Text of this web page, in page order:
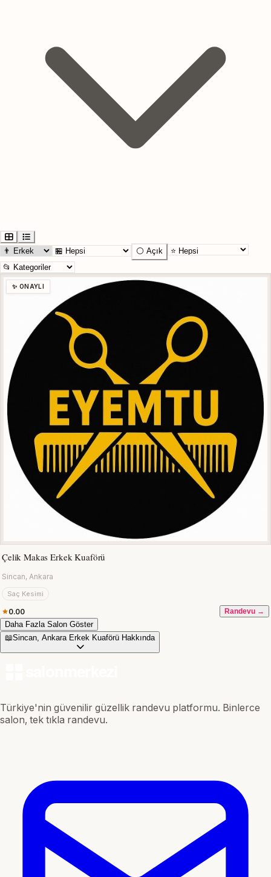
⚪ Açık
✨ ONAYLI
Çelik Makas Erkek Kuaförü
Sincan, Ankara
Saç Kesimi
0.00 Randevu →
Daha Fazla Salon Göster
📖Sincan, Ankara Erkek Kuaförü Hakkında
Türkiye'nin güvenilir güzellik randevu platformu. Binlerce
salon, tek tıkla randevu.